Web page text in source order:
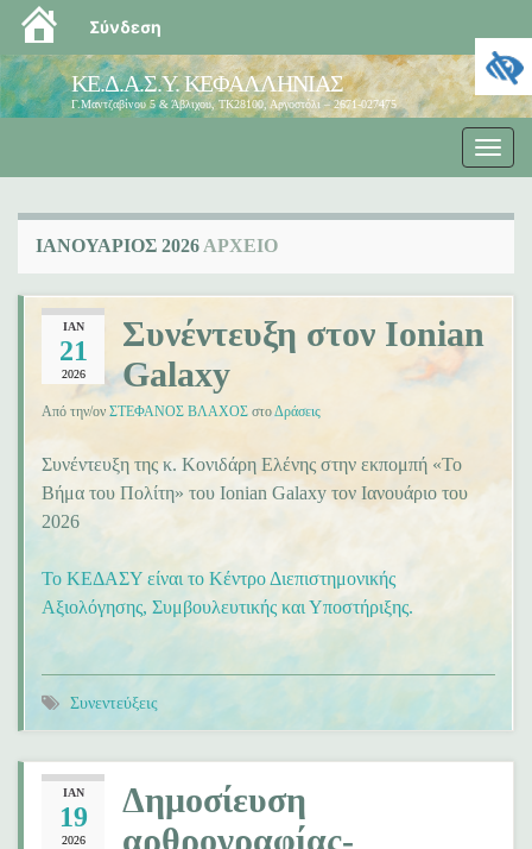
blogs.sch.gr
Σύνδεση
ΚΕ.Δ.Α.Σ.Υ. ΚΕΦΑΛΛΗΝΙΑΣ
Γ.Μαντζαβίνου 5 & Άβλιχου, ΤΚ28100, Αργοστόλι – 2671-027475
ΙΑΝΟΥΆΡΙΟΣ 2026 ΑΡΧΕΊΟ
ΙΑΝ
21
2026
Συνέντευξη στον Ionian
Galaxy
Από την/ον ΣΤΕΦΑΝΟΣ ΒΛΑΧΟΣ στοΔράσεις
Συνέντευξη της κ. Κονιδάρη Ελένης στην εκπομπή «Το
Βήμα του Πολίτη» του Ionian Galaxy τον Ιανουάριο του
2026
Το ΚΕΔΑΣΥ είναι το Κέντρο Διεπιστημονικής
Αξιολόγησης, Συμβουλευτικής και Υποστήριξης.
Συνεντεύξεις
ΙΑΝ
19
2026
Δημοσίευση
αρθρογραφίας-